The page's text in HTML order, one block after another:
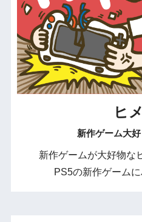
ヒ
新作ゲーム大
新作ゲームが大好物な
PS5の新作ゲームに